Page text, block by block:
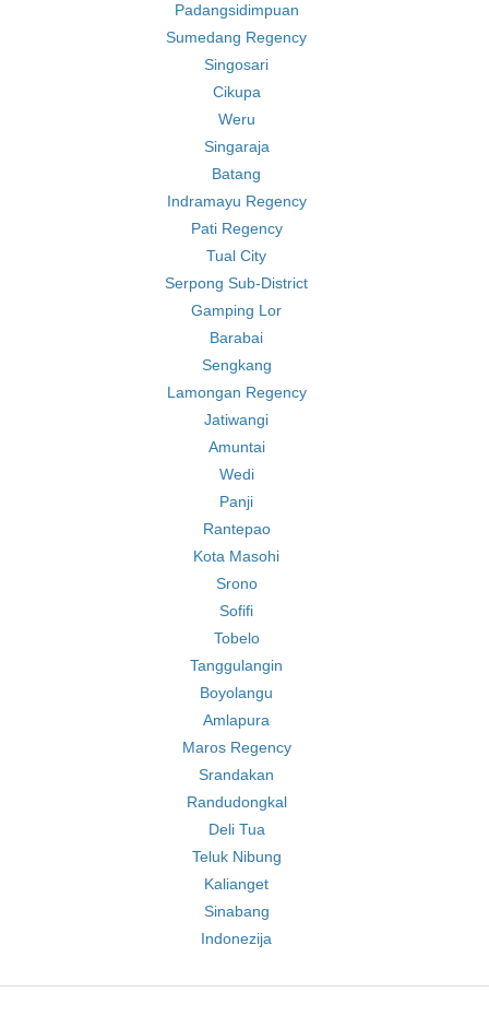
Padangsidimpuan
Sumedang Regency
Singosari
Cikupa
Weru
Singaraja
Batang
Indramayu Regency
Pati Regency
Tual City
Serpong Sub-District
Gamping Lor
Barabai
Sengkang
Lamongan Regency
Jatiwangi
Amuntai
Wedi
Panji
Rantepao
Kota Masohi
Srono
Sofifi
Tobelo
Tanggulangin
Boyolangu
Amlapura
Maros Regency
Srandakan
Randudongkal
Deli Tua
Teluk Nibung
Kalianget
Sinabang
Indonezija